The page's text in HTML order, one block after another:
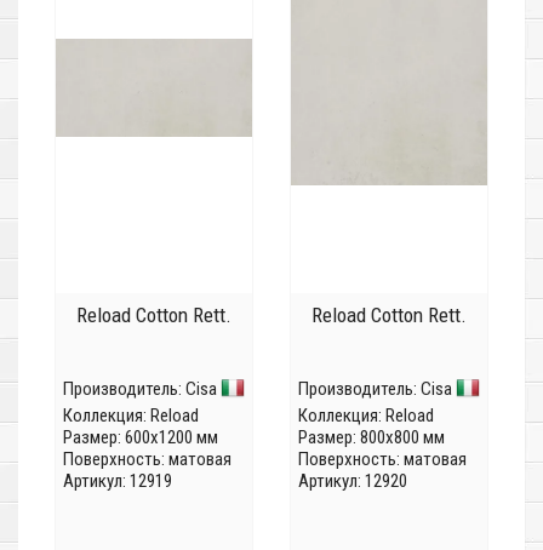
Reload Cotton Rett.
Производитель: Cisa
Коллекция: Reload
Размер: 600x1200 мм
Поверхность: матовая
Артикул: 12919
Reload Cotton Rett.
Производитель: Cisa
Коллекция: Reload
Размер: 800x800 мм
Поверхность: матовая
Артикул: 12920